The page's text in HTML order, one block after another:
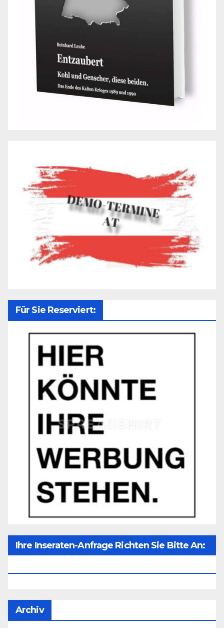
Für Sie Reserviert:
Ihre Inseraten-Anfrage Richten Sie Bitte An:
Archiv